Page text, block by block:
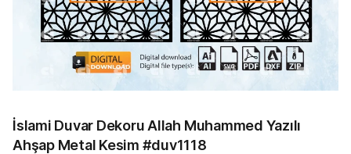
İslami Duvar Dekoru Allah Muhammed Yazılı
Ahşap Metal Kesim #duv1118